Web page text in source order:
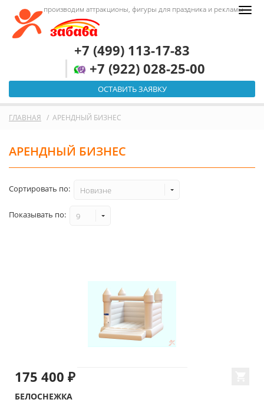
производим аттракционы, фигуры для праздника и рекламы
+7 (499) 113-17-83
+7 (922) 028-25-00
ОСТАВИТЬ ЗАЯВКУ
ГЛАВНАЯ АРЕНДНЫЙ БИЗНЕС
АРЕНДНЫЙ БИЗНЕС
Сортировать по: Новизне
Показывать по: 9
175 400 ₽
БЕЛОСНЕЖКА